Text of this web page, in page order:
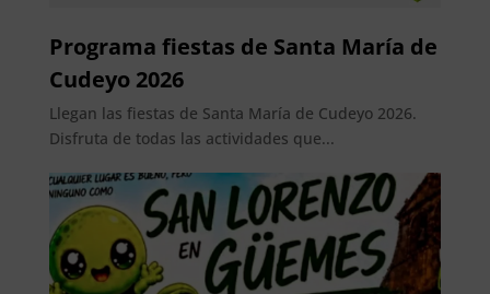
Programa fiestas de Santa María de
Cudeyo 2026
Llegan las fiestas de Santa María de Cudeyo 2026.
Disfruta de todas las actividades que...